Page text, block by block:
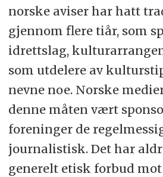
norske aviser har hatt
gjennom flere tiår, som
idrettslag,
som utdelere av
nevne noe. Norske
denne måten vært
foreninger de
journalistisk. Det har
generelt etisk forbud